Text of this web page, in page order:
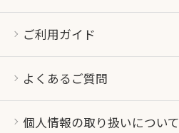
ご利用ガイド
よくあるご質問
個人情報の取り扱いについて